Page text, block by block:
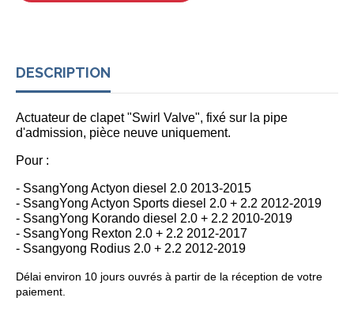
DESCRIPTION
Actuateur de clapet "Swirl Valve", fixé sur la pipe
d'admission, pièce neuve uniquement.
Pour :
- SsangYong Actyon diesel 2.0 2013-2015
- SsangYong Actyon Sports diesel 2.0 + 2.2 2012-2019
- SsangYong Korando diesel 2.0 + 2.2 2010-2019
- SsangYong Rexton 2.0 + 2.2 2012-2017
- Ssangyong Rodius 2.0 + 2.2 2012-2019
Délai environ 10 jours ouvrés à partir de la réception de votre
paiement.